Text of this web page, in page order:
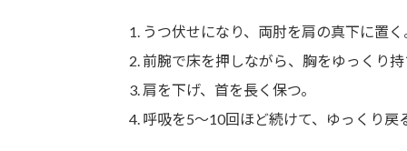
うつ伏せになり、両肘を肩の真下に置く
前腕で床を押しながら、胸をゆっくり持
肩を下げ、首を長く保つ。
呼吸を5〜10回ほど続けて、ゆっくり戻